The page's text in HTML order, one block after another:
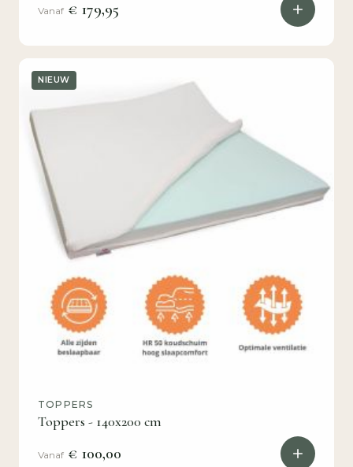
Vanaf € 179,95
NIEUW
TOPPERS
Toppers - 140x200 cm
Vanaf € 100,00